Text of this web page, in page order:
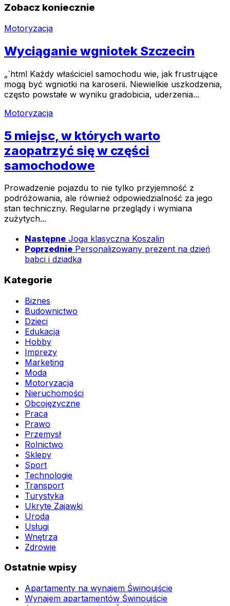
Zobacz koniecznie
Motoryzacja
Wyciąganie wgniotek Szczecin
„`html Każdy właściciel samochodu wie, jak frustrujące
mogą być wgniotki na karoserii. Niewielkie uszkodzenia,
często powstałe w wyniku gradobicia, uderzenia...
Motoryzacja
5 miejsc, w których warto
zaopatrzyć się w części
samochodowe
Prowadzenie pojazdu to nie tylko przyjemność z
podróżowania, ale również odpowiedzialność za jego
stan techniczny. Regularne przeglądy i wymiana
zużytych...
Następne Joga klasyczna Koszalin
Poprzednie Personalizowany prezent na dzień
babci i dziadka
Kategorie
Biznes
Budownictwo
Dzieci
Edukacja
Hobby
Imprezy
Marketing
Moda
Motoryzacja
Nieruchomości
Obcojęzyczne
Praca
Prawo
Przemysł
Rolnictwo
Sklepy
Sport
Technologie
Transport
Turystyka
Ukryte Zajawki
Uroda
Usługi
Wnętrza
Zdrowie
Ostatnie wpisy
Apartamenty na wynajem Świnoujście
Wynajem apartamentów Świnoujście